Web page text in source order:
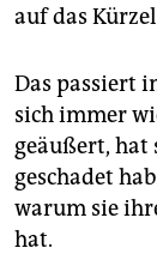
auf das
Das passiert
sich immer
geäußert, hat
geschadet
warum sie
hat.